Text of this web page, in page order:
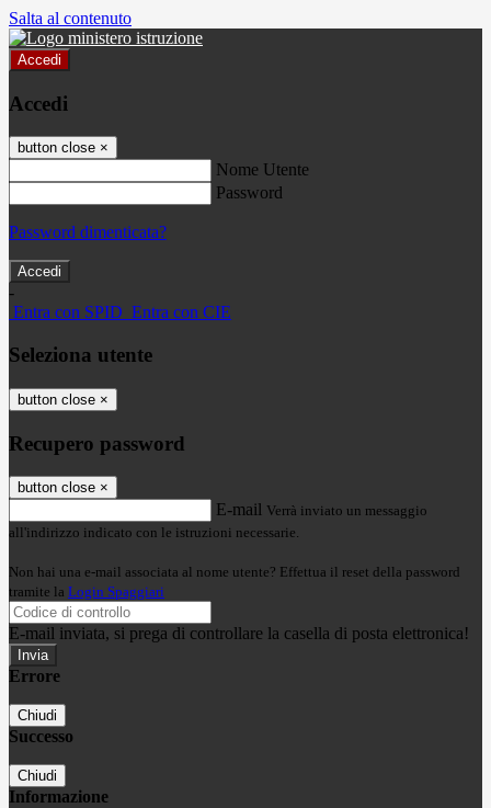
Salta al contenuto
Accedi
Accedi
button close ×
Nome Utente
Password
Password dimenticata?
-
Entra con SPID Entra con CIE
Seleziona utente
button close ×
Recupero password
button close ×
E-mail Verrà inviato un messaggio
all'indirizzo indicato con le istruzioni necessarie.
Non hai una e-mail associata al nome utente? Effettua il reset della password
tramite la Login Spaggiari
E-mail inviata, si prega di controllare la casella di posta elettronica!
Errore
Chiudi
Successo
Chiudi
Informazione